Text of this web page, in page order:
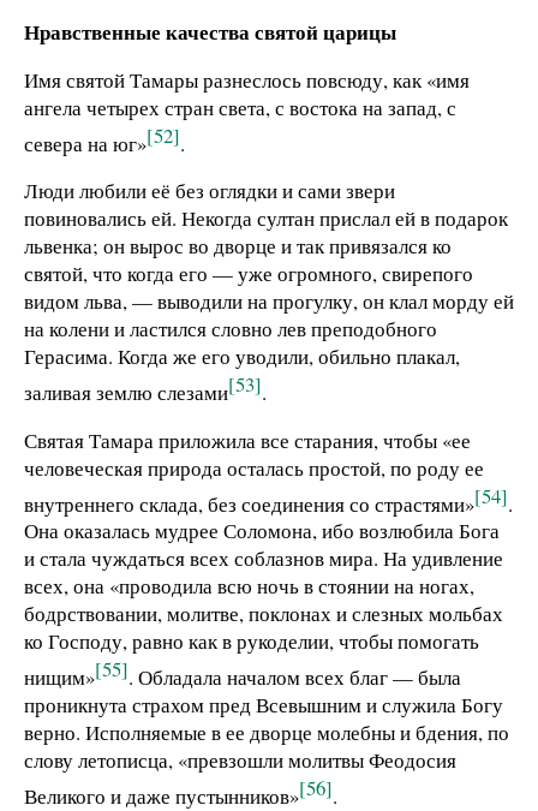
Нравственные качества святой царицы
Имя святой Тамары разнеслось повсюду, как «имя
ангела четырех стран света, с востока на запад, с
севера на юг»[52].
Люди любили её без оглядки и сами звери
повиновались ей. Некогда султан прислал ей в подарок
львенка; он вырос во дворце и так привязался ко
святой, что когда его — уже огромного, свирепого
видом льва, — выводили на прогулку, он клал морду ей
на колени и ластился словно лев преподобного
Герасима. Когда же его уводили, обильно плакал,
заливая землю слезами[53].
Святая Тамара приложила все старания, чтобы «ее
человеческая природа осталась простой, по роду ее
внутреннего склада, без соединения со страстями»[54].
Она оказалась мудрее Соломона, ибо возлюбила Бога
и стала чуждаться всех соблазнов мира. На удивление
всех, она «проводила всю ночь в стоянии на ногах,
бодрствовании, молитве, поклонах и слезных мольбах
ко Господу, равно как в рукоделии, чтобы помогать
нищим»[55]. Обладала началом всех благ — была
проникнута страхом пред Всевышним и служила Богу
верно. Исполняемые в ее дворце молебны и бдения, по
слову летописца, «превзошли молитвы Феодосия
Великого и даже пустынников»[56].